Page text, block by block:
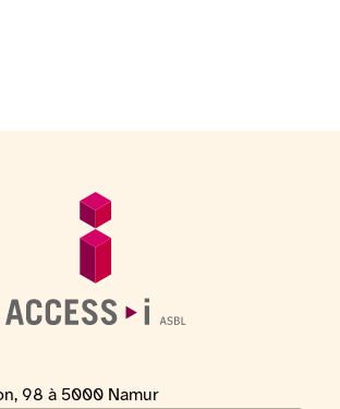
Allgemeine Informationen
Ortes
98 à 5000 Namur